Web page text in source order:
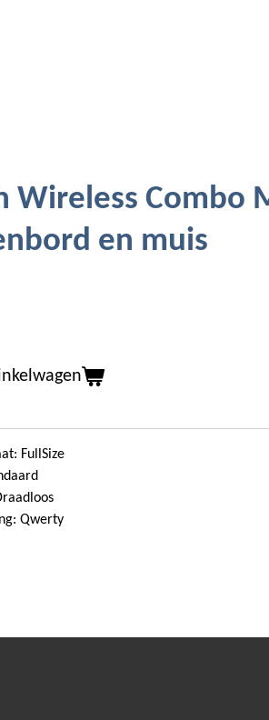
Wireless Combo
en muis
FullSize
Qwerty